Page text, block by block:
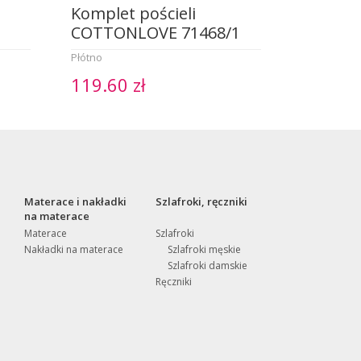
Komplet pościeli
COTTONLOVE 71468/1
Płótno
119.60 zł
Materace i nakładki
na materace
Materace
Nakładki na materace
Szlafroki, ręczniki
Szlafroki
Szlafroki męskie
Szlafroki damskie
Ręczniki